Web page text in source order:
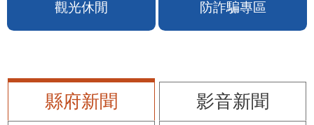
觀光休閒 防詐騙專區
縣府新聞
影音新聞